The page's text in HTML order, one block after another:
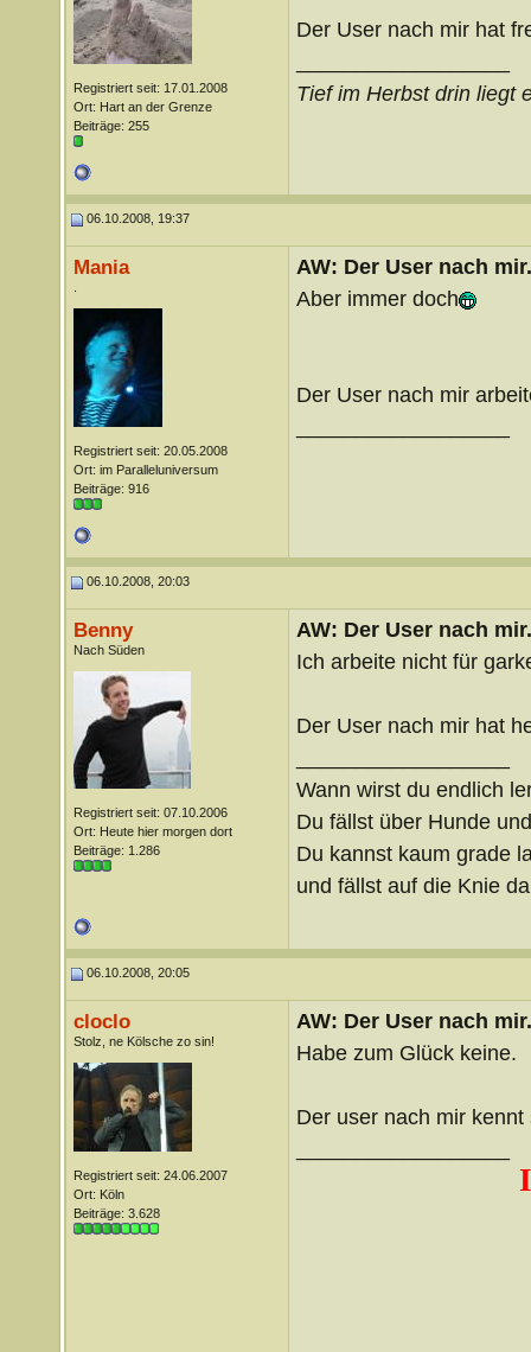
Registriert seit: 17.01.2008
Ort: Hart an der Grenze
Beiträge: 255
Der User nach mir hat
Tief im Herbst drin liegt
06.10.2008, 19:37
Mania
Registriert seit: 20.05.2008
Ort: im Paralleluniversum
Beiträge: 916
AW: Der User nach
Aber immer doch
Der User nach mir
06.10.2008, 20:03
Benny
Nach Süden
Registriert seit: 07.10.2006
Ort: Heute hier morgen dort
Beiträge: 1.286
AW: Der User nach
Ich arbeite nicht für
Der User nach mir hat
Wann wirst du endlich
Du fällst über Hunde
Du kannst kaum grade
und fällst auf die Knie
06.10.2008, 20:05
cloclo
Stolz, ne Kölsche zo sin!
Registriert seit: 24.06.2007
Ort: Köln
Beiträge: 3.628
AW: Der User nach
Habe zum Glück keine.
Der user nach mir